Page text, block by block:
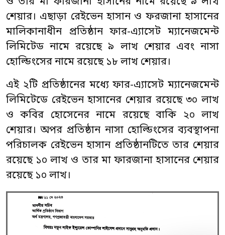
শেয়ার। এছাড়া রেইভেন হাসান ও ফরজানা হাসানের
মালিকানাধীন প্রতিষ্ঠান ফার-এ্যাসেট ম্যানেজমেন্ট
লিমিটেড নামে রয়েছে ৯ লাখ শেয়ার এবং নাসা
হোল্ডিংসের নামে রয়েছে ১৮ লাখ শেয়ার।
এই ২টি প্রতিষ্ঠানের মধ্যে ফার-এ্যাসেট ম্যানেজমেন্ট
লিমিটেডে রেইভেন হাসানের শেয়ার রয়েছে ৩০ লাখ
ও কবির হোসেনের নামে রয়েছে বাকি ২০ লাখ
শেয়ার। অপর প্রতিষ্ঠান নাসা হোল্ডিংসের ব্যবস্থাপনা
পরিচালক রেইভেন হাসান প্রতিষ্ঠানটিতে তার শেয়ার
রয়েছে ১০ লাখ ও তার মা ফারজানা হাসানের শেয়ার
রয়েছে ১০ লাখ।